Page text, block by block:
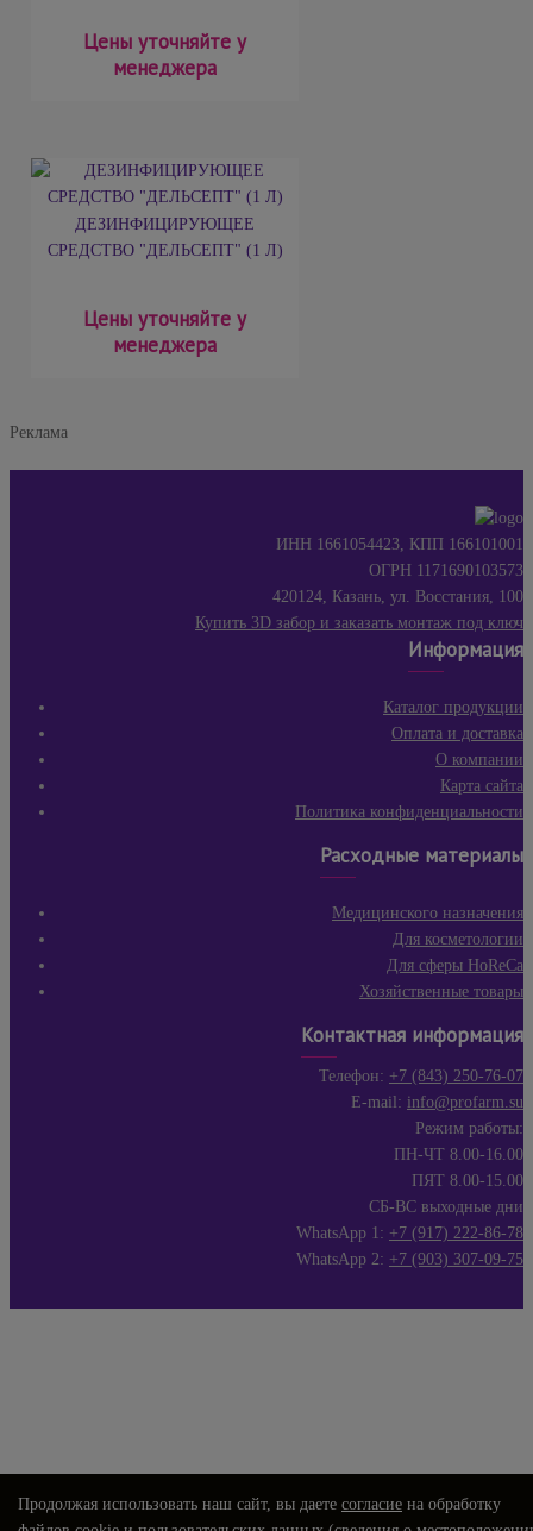
Цены уточняйте у
менеджера
ДЕЗИНФИЦИРУЮЩЕЕ
СРЕДСТВО "ДЕЛЬСЕПТ" (1 Л)
Цены уточняйте у
менеджера
Реклама
ИНН 1661054423, КПП 166101001
ОГРН 1171690103573
420124, Казань, ул. Восстания, 100
Купить 3D забор и заказать монтаж под ключ
Информация
Каталог продукции
Оплата и доставка
О компании
Карта сайта
Политика конфиденциальности
Расходные материалы
Медицинского назначения
Для косметологии
Для сферы HoReCa
Хозяйственные товары
Контактная информация
Телефон: +7 (843) 250-76-07
E-mail: info@profarm.su
Режим работы:
ПН-ЧТ 8.00-16.00
ПЯТ 8.00-15.00
СБ-ВС выходные дни
WhatsApp 1: +7 (917) 222-86-78
WhatsApp 2: +7 (903) 307-09-75
Продолжая использовать наш сайт, вы даете согласие на обработку